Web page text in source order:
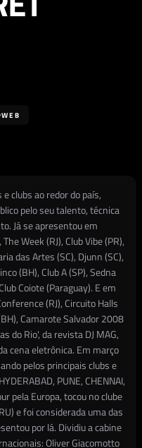
WEB
clubs ao redor do país,
pelo seu talento, técnica
Já se apresentou em
Week (RJ), Club Vibe (PR),
das Artes (SC), Djunn (SC),
(BH), Club A (SP), Sedna
Coiote (Paraguay). E em
(RJ), Circuito Halls
Camarote Salvador 2008
do Rio', da revista DJ MAG,
cena eletrônica. Em março
pelos principais clubs e
PUNE, CHENNAI,
pela Europa, tocou no clube
e foi considerada uma das
por lá. Dividiu a cabine
Oliver Giacomotto